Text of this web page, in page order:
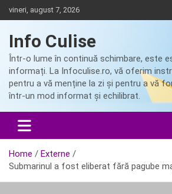
Skip
to
vineri, august 7, 2026
Info Culise
Într-o lume în continuă schimbare, este
informați. La Infoculise.ro, vă oferim
pentru a vă menține la zi și pentru a vă
într-un mod informat și echilibrat.
Home
Externe
Submarinul a fost eliberat fără pagube